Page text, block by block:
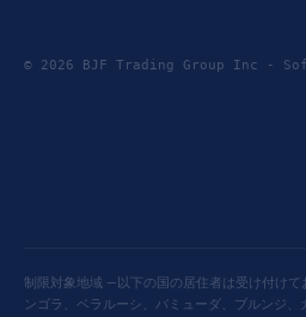
© 2026 BJF Trading Group Inc
制限対象地域 —以下の国の居住者は受け付け
ンゴラ、ベラルーシ、バミューダ、ブルンジ、